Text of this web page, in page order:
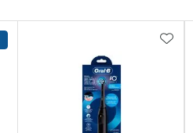
Por Menos